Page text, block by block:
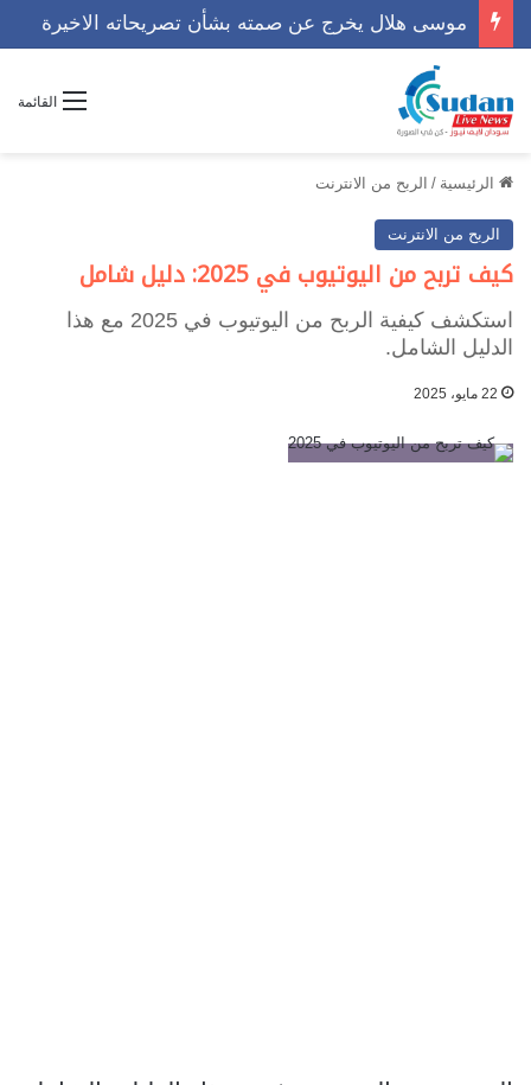
موسى هلال يخرج عن صمته بشأن تصريحاته الاخيرة
القائمة
الرئيسية / الربح من الانترنت
الربح من الانترنت
كيف تربح من اليوتيوب في 2025: دليل شامل
استكشف كيفية الربح من اليوتيوب في 2025 مع هذا
الدليل الشامل.
22 مايو، 2025